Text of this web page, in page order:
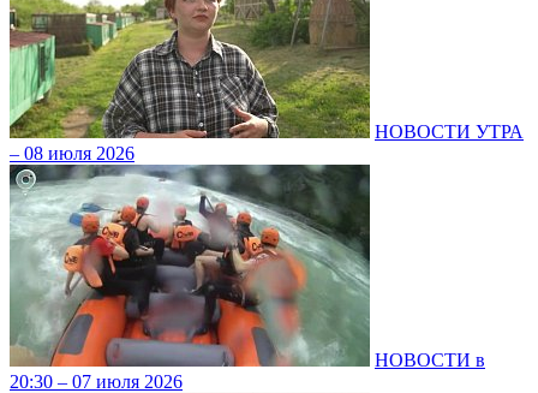
НОВОСТИ УТРА
– 08 июля 2026
НОВОСТИ в
20:30 – 07 июля 2026